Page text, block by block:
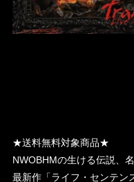
★送料無料対象商品★
NWOBHMの生ける伝説、
最新作「ライフ・センテン